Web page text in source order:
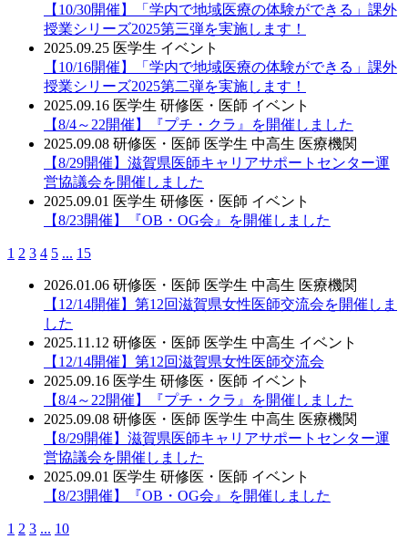
【10/30開催】「学内で地域医療の体験ができる」課外
授業シリーズ2025第三弾を実施します！
2025.09.25 医学生 イベント
【10/16開催】「学内で地域医療の体験ができる」課外
授業シリーズ2025第二弾を実施します！
2025.09.16 医学生 研修医・医師 イベント
【8/4～22開催】『プチ・クラ』を開催しました
2025.09.08 研修医・医師 医学生 中高生 医療機関
【8/29開催】滋賀県医師キャリアサポートセンター運
営協議会を開催しました
2025.09.01 医学生 研修医・医師 イベント
【8/23開催】『OB・OG会』を開催しました
1 2 3 4 5 ... 15
2026.01.06 研修医・医師 医学生 中高生 医療機関
【12/14開催】第12回滋賀県女性医師交流会を開催しま
した
2025.11.12 研修医・医師 医学生 中高生 イベント
【12/14開催】第12回滋賀県女性医師交流会
2025.09.16 医学生 研修医・医師 イベント
【8/4～22開催】『プチ・クラ』を開催しました
2025.09.08 研修医・医師 医学生 中高生 医療機関
【8/29開催】滋賀県医師キャリアサポートセンター運
営協議会を開催しました
2025.09.01 医学生 研修医・医師 イベント
【8/23開催】『OB・OG会』を開催しました
1 2 3 ... 10